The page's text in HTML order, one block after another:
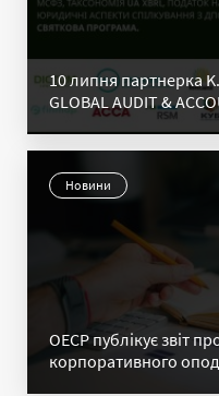
10 липня партнерка
GLOBAL AUDIT &
Новини
ОЕСР публікує звіт
корпоративного